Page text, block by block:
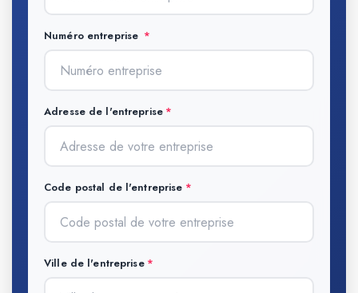
Numéro entreprise
Adresse de l'entreprise
Code postal de l'entreprise
Ville de l'entreprise